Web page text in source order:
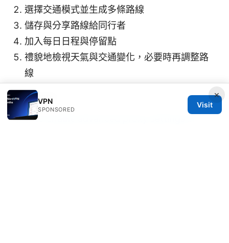
選擇交通模式並生成多條路線
儲存與分享路線給同行者
加入每日日程與停留點
禮貌地檢視天氣與交通變化，必要時再調整路
線
Sources:
How to enable advanced proxy settings in
×
VPN
SPONSORED
Visit